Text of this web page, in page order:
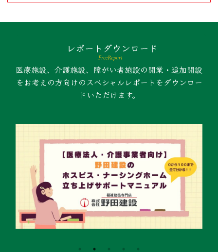
医療施設、介護施設、障がい者施設の開業・追加開設
をお考えの方向けのスペシャルレポートをダウンロー
ドいただけます。